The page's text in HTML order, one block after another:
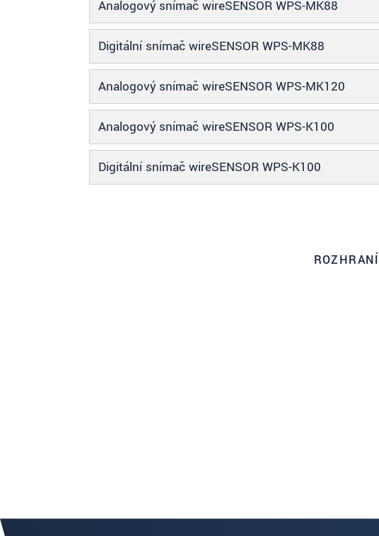
Analogový snímač wireSENSOR WPS-MK88
Digitální snímač wireSENSOR WPS-MK88
Analogový snímač wireSENSOR WPS-MK120
Analogový snímač wireSENSOR WPS-K100
Digitální snímač wireSENSOR WPS-K100